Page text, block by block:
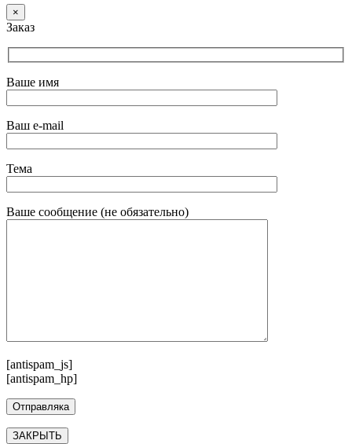
×
Заказ
Ваше имя
Ваш e-mail
Тема
Ваше сообщение (не обязательно)
[antispam_js]
[antispam_hp]
ЗАКРЫТЬ